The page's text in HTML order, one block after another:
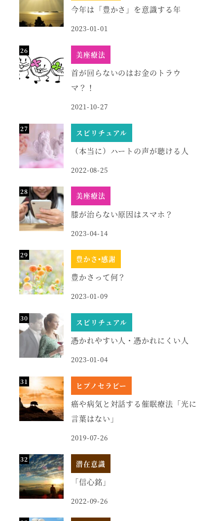
今年は「豊かさ」を意識する年
2023-01-01
美座療法
首が回らないのはお金のトラウ
マ？！
2021-10-27
スピリチュアル
（本当に）ハートの声が聴ける人
2022-08-25
美座療法
膝が治らない原因はスマホ？
2023-04-14
豊かさ•感謝
豊かさって何？
2023-01-09
スピリチュアル
憑かれやすい人・憑かれにくい人
2023-01-04
ヒプノセラピー
癌や病気と対話する催眠療法「光に
言葉はない」
2019-07-26
潜在意識
「信心銘」
2022-09-26